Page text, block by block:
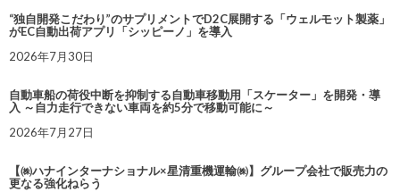
“独自開発こだわり”のサプリメントでD2C展開する「ウェルモット製薬」
がEC自動出荷アプリ「シッピーノ」を導入
2026年7月30日
自動車船の荷役中断を抑制する自動車移動用「スケーター」を開発・導
入 ～自力走行できない車両を約5分で移動可能に～
2026年7月27日
【㈱ハナインターナショナル×星清重機運輸㈱】グループ会社で販売力の
更なる強化ねらう